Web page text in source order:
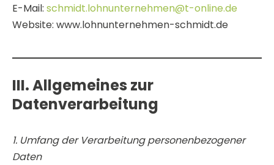
E-Mail: schmidt.lohnunternehmen@t-online.de
Website: www.lohnunternehmen-schmidt.de
III. Allgemeines zur
Datenverarbeitung
1. Umfang der Verarbeitung personenbezogener
Daten